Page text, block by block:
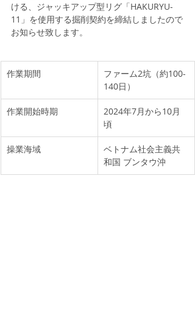
ける、ジャッキアップ型リグ 「HAKURYU-
11」を使用する掘削契約を締結しましたので
お知らせ致します。
​作業期間
ファーム2坑（約100-
140日）
​作業開始時期
2024年7月から10月
頃
操業海域
ベトナム社会主義共
和国 ブンタウ沖